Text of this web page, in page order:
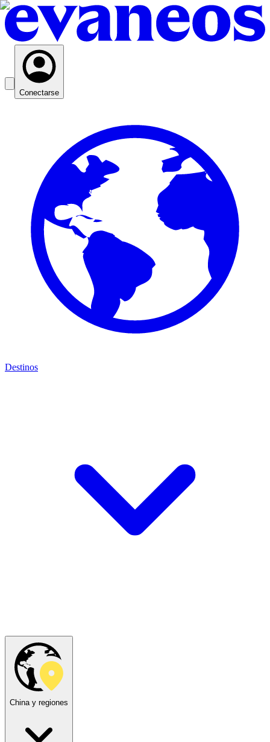
Conectarse
Destinos
China y regiones